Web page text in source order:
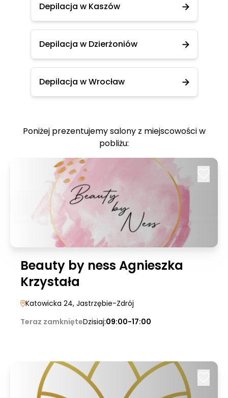
Depilacja w Kaszów
Depilacja w Dzierżoniów
Depilacja w Wrocław
Poniżej prezentujemy salony z miejscowości w
pobliżu:
Beauty by ness Agnieszka
Krzystała
Katowicka 24, Jastrzębie-Zdrój
Teraz zamknięteDzisiaj:09:00-17:00